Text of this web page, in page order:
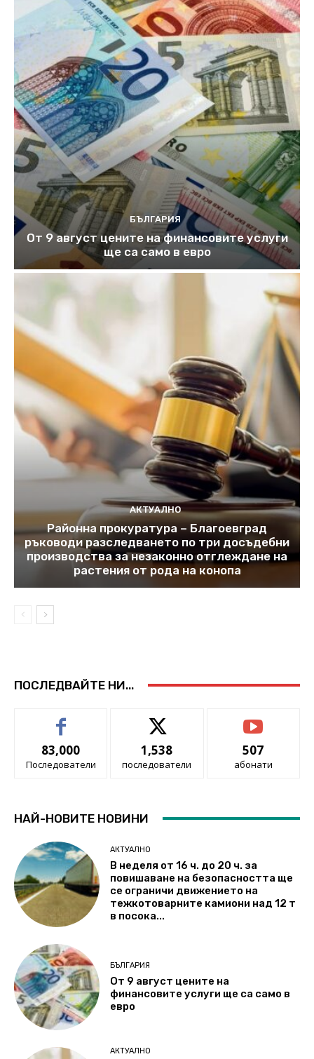
БЪЛГАРИЯ
От 9 август цените на финансовите услуги
ще са само в евро
АКТУАЛНО
Районна прокуратура – Благоевград
ръководи разследването по три досъдебни
производства за незаконно отглеждане на
растения от рода на конопа
ПОСЛЕДВАЙТЕ НИ...
83,000
Последователи
1,538
последователи
507
абонати
НАЙ-НОВИТЕ НОВИНИ
АКТУАЛНО
В неделя от 16 ч. до 20 ч. за
повишаване на безопасността ще
се ограничи движението на
тежкотоварните камиони над 12 т
в посока...
БЪЛГАРИЯ
От 9 август цените на
финансовите услуги ще са само в
евро
АКТУАЛНО